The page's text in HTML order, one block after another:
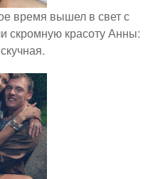
время вышел в свет с
скромную красоту Анны: